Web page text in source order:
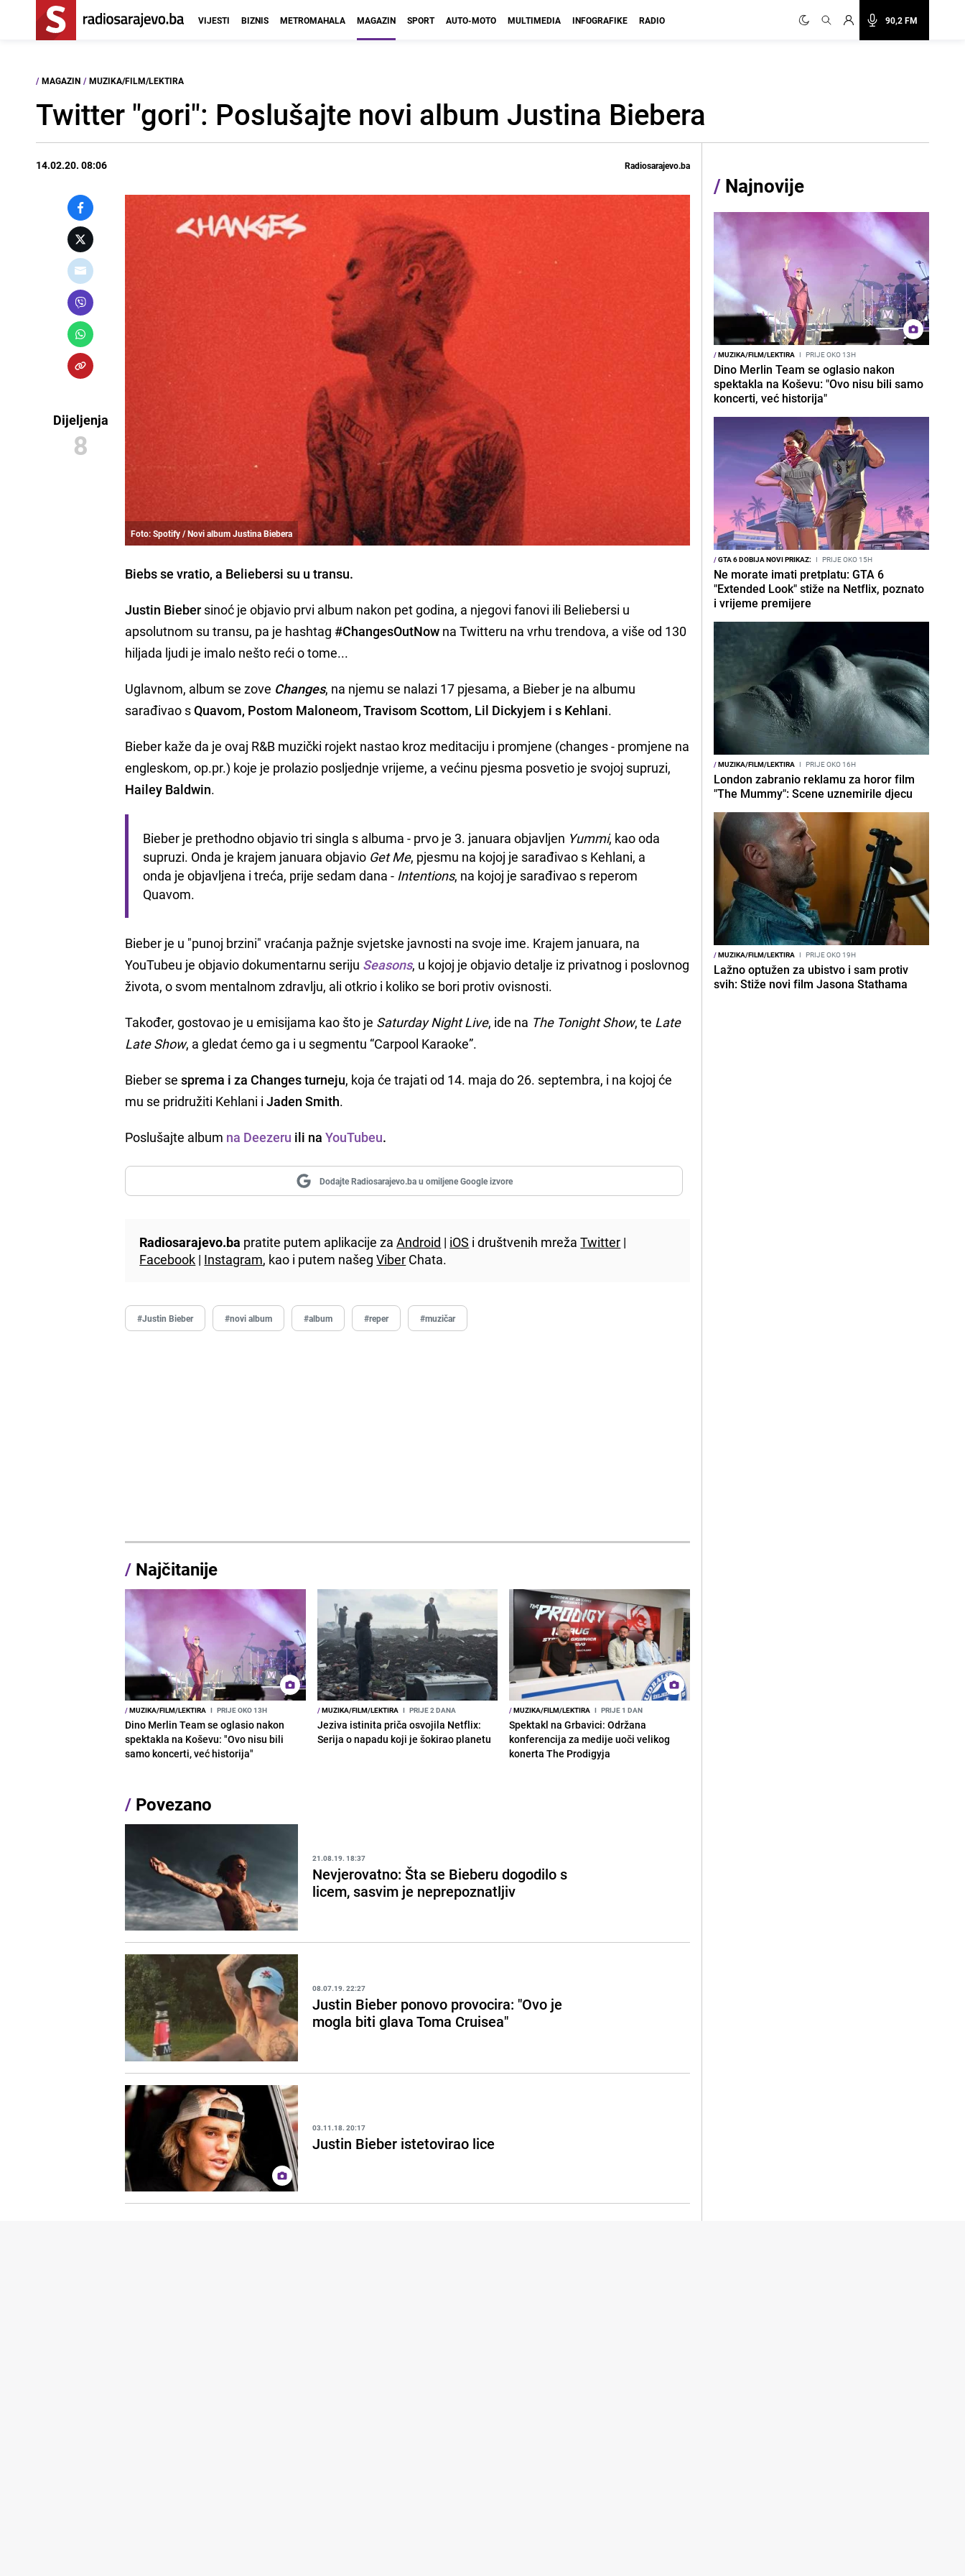
90,2 FM
VIJESTI BIZNIS METROMAHALA MAGAZIN SPORT AUTO-MOTO MULTIMEDIA INFOGRAFIKE RADIO
/ MAGAZIN / MUZIKA/FILM/LEKTIRA
Twitter "gori": Poslušajte novi album Justina Biebera
14.02.20. 08:06 Radiosarajevo.ba
Dijeljenja
8
Foto: Spotify / Novi album Justina Biebera
Biebs se vratio, a Beliebersi su u transu.
Justin Bieber sinoć je objavio prvi album nakon pet godina, a njegovi fanovi ili Beliebersi u
apsolutnom su transu, pa je hashtag#ChangesOutNow na Twitteru na vrhu trendova, a više od 130
hiljada ljudi je imalo nešto reći o tome...
Uglavnom, album se zove Changes, na njemu se nalazi 17 pjesama, a Bieber je na albumu
sarađivao sQuavom, Postom Maloneom, Travisom Scottom, Lil Dickyjem i s Kehlani.
Bieber kaže da je ovaj R&B muzički rojekt nastao kroz meditaciju i promjene (changes - promjene na
engleskom, op.pr.) koje je prolazio posljednje vrijeme, a većinu pjesma posvetio je svojoj supruzi,
Hailey Baldwin.
Bieber je prethodno objavio tri singla s albuma - prvo je 3. januara objavljen Yummi, kao oda
supruzi. Onda je krajem januara objavio Get Me, pjesmu na kojoj je sarađivao s Kehlani, a
onda je objavljena i treća, prije sedam dana - Intentions, na kojoj je sarađivao s reperom
Quavom.
Bieber je u "punoj brzini" vraćanja pažnje svjetske javnosti na svoje ime. Krajem januara, na
YouTubeu je objavio dokumentarnu seriju Seasons, u kojoj je objavio detalje iz privatnog i poslovnog
života, o svom mentalnom zdravlju, ali otkrio i koliko se bori protiv ovisnosti.
Također, gostovao je u emisijama kao što je Saturday Night Live, ide na The Tonight Show, te Late
Late Show, a gledat ćemo ga i u segmentu “Carpool Karaoke”.
Bieber sesprema i za Changes turneju, koja će trajati od 14. maja do 26. septembra, i na kojoj će
mu se pridružiti Kehlani iJaden Smith.
Poslušajte album na Deezeru ili naYouTubeu.
Dodajte Radiosarajevo.ba u omiljene Google izvore
Radiosarajevo.ba pratite putem aplikacije zaAndroid | iOS i društvenih mrežaTwitter |
Facebook | Instagram, kao i putem našegViber Chata.
#Justin Bieber #novi album #album #reper #muzičar
/ Najčitanije
/MUZIKA/FILM/LEKTIRA I PRIJE OKO 13H
Dino Merlin Team se oglasio nakon
spektakla na Koševu: "Ovo nisu bili
samo koncerti, već historija"
/MUZIKA/FILM/LEKTIRA I PRIJE 2 DANA
Jeziva istinita priča osvojila Netflix:
Serija o napadu koji je šokirao planetu
/MUZIKA/FILM/LEKTIRA I PRIJE 1 DAN
Spektakl na Grbavici: Održana
konferencija za medije uoči velikog
konerta The Prodigyja
/ Povezano
21.08.19. 18:37
Nevjerovatno: Šta se Bieberu dogodilo s
licem, sasvim je neprepoznatljiv
08.07.19. 22:27
Justin Bieber ponovo provocira: "Ovo je
mogla biti glava Toma Cruisea"
03.11.18. 20:17
Justin Bieber istetovirao lice
/ Najnovije
/MUZIKA/FILM/LEKTIRA I PRIJE OKO 13H
Dino Merlin Team se oglasio nakon
spektakla na Koševu: "Ovo nisu bili samo
koncerti, već historija"
/GTA 6 DOBIJA NOVI PRIKAZ: I PRIJE OKO 15H
Ne morate imati pretplatu: GTA 6
"Extended Look" stiže na Netflix, poznato
i vrijeme premijere
/MUZIKA/FILM/LEKTIRA I PRIJE OKO 16H
London zabranio reklamu za horor film
"The Mummy": Scene uznemirile djecu
/MUZIKA/FILM/LEKTIRA I PRIJE OKO 19H
Lažno optužen za ubistvo i sam protiv
svih: Stiže novi film Jasona Stathama